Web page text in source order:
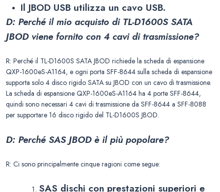
Il JBOD USB utilizza un cavo USB.
D: Perché il mio acquisto di TL-D1600S SATA
JBOD viene fornito con 4 cavi di trasmissione?
R: Perché il TL-D1600S SATA JBOD richiede la scheda di espansione
QXP-1600eS-A1164, e ogni porta SFF-8644 sulla scheda di espansione
supporta solo 4 disco rigido SATA su JBOD con un cavo di trasmissione.
La scheda di espansione QXP-1600eS-A1164 ha 4 porte SFF-8644,
quindi sono necessari 4 cavi di trasmissione da SFF-8644 a SFF-8088
per supportare 16 disco rigido del TL-D1600S JBOD.
D: Perché SAS JBOD è il più popolare?
R: Ci sono principalmente cinque ragioni come segue:
SAS dischi con prestazioni superiori e